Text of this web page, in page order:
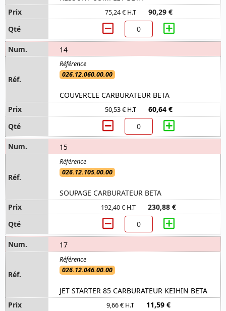
75,24 € H.T 90,29 €
14
026.12.060.00.00
COUVERCLE CARBURATEUR BETA
50,53 € H.T 60,64 €
15
026.12.105.00.00
SOUPAGE CARBURATEUR BETA
192,40 € H.T 230,88 €
17
026.12.046.00.00
JET STARTER 85 CARBURATEUR KEIHIN BETA
9,66 € H.T 11,59 €